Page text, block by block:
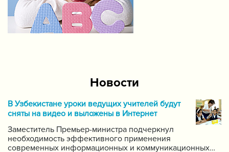
Новости
В Узбекистане уроки ведущих учителей будут
сняты на видео и выложены в Интернет
Заместитель Премьер-министра подчеркнул
необходимость эффективного применения
современных информационных и коммуникационных